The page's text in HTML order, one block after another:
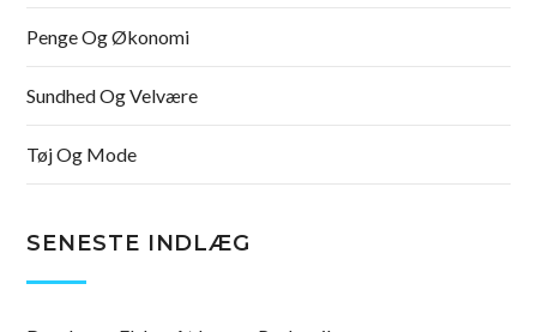
Penge Og Økonomi
Sundhed Og Velvære
Tøj Og Mode
SENESTE INDLÆG